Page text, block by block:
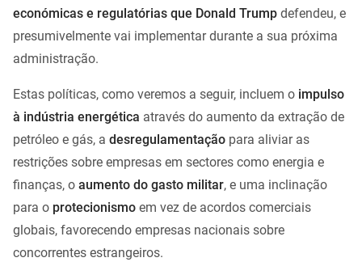
económicas e regulatórias que Donald Trump defendeu, e
presumivelmente vai implementar durante a sua próxima
administração.
Estas políticas, como veremos a seguir, incluem o impulso
à indústria energética através do aumento da extração de
petróleo e gás, a desregulamentação para aliviar as
restrições sobre empresas em sectores como energia e
finanças, o aumento do gasto militar, e uma inclinação
para o protecionismo em vez de acordos comerciais
globais, favorecendo empresas nacionais sobre
concorrentes estrangeiros.